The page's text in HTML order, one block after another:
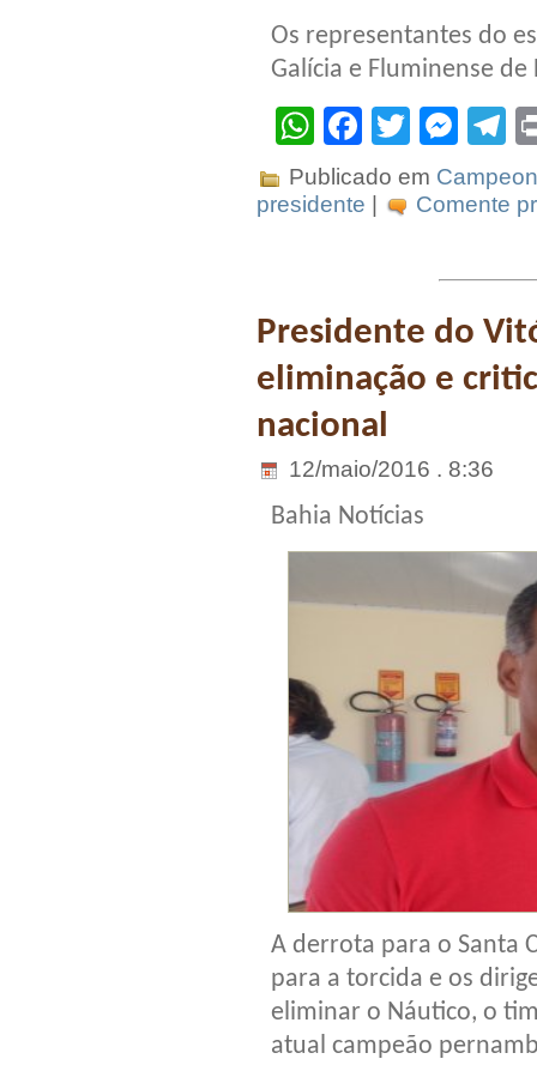
Os representantes do
Galícia e Fluminense de
WhatsApp
Facebook
Twitter
Publicado em
presidente
Comente
Presidente do
eliminação e
nacional
12/maio/2016 . 8:36
Bahia Notícias
A derrota para o Santa
para a torcida e os
eliminar o Náutico, o
atual campeão